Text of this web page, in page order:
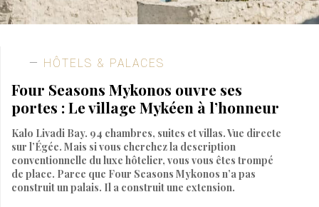
HÔTELS & PALACES
Four Seasons Mykonos ouvre ses
portes : Le village Mykéen à l’honneur
Kalo Livadi Bay. 94 chambres, suites et villas. Vue directe
sur l’Égée. Mais si vous cherchez la description
conventionnelle du luxe hôtelier, vous vous êtes trompé
de place. Parce que Four Seasons Mykonos n’a pas
construit un palais. Il a construit une extension.